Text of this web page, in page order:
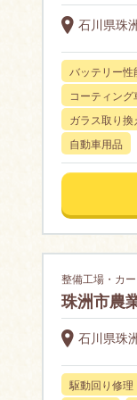
石川県珠
バッテリー性
コーティング
ガラス取り換
自動車用品
整備工場・カ
珠洲市農
石川県珠
駆動回り修理